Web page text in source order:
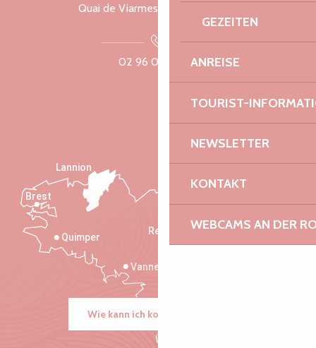
GEZEITEN
ANREISE
TOURIST-
NEWSLETTER
KONTAKT
WEBCAMS AN DER
Quai de Viarmes, 22300 Lannion
02 96 05 60 70
Saint-Malo
Rennes
Vannes
Quimper
Lannion
Brest
Wie kann ich kommen?